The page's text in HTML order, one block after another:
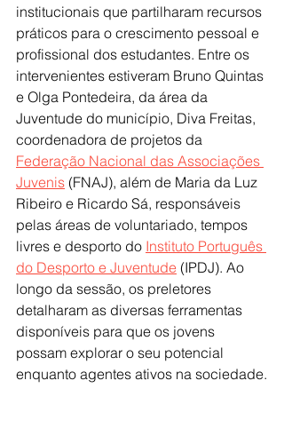
institucionais que partilharam recursos
práticos para o crescimento pessoal e
profissional dos estudantes. Entre os
intervenientes estiveram Bruno Quintas
e Olga Pontedeira, da área da
Juventude do município, Diva Freitas,
coordenadora de projetos da
Federação Nacional das Associações
Juvenis (FNAJ), além de Maria da Luz
Ribeiro e Ricardo Sá, responsáveis
pelas áreas de voluntariado, tempos
livres e desporto do Instituto Português
do Desporto e Juventude (IPDJ). Ao
longo da sessão, os preletores
detalharam as diversas ferramentas
disponíveis para que os jovens
possam explorar o seu potencial
enquanto agentes ativos na sociedade.